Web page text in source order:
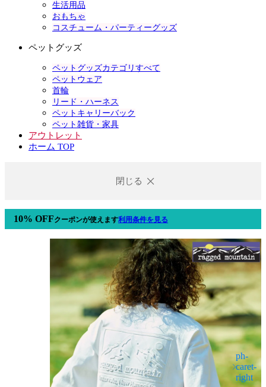
生活用品
おもちゃ
コスチューム・パーティーグッズ
ペットグッズ
ペットグッズカテゴリすべて
ペットウェア
首輪
リード・ハーネス
ペットキャリーバック
ペット雑貨・家具
アウトレット
ホーム TOP
閉じる
10% OFFクーポンが使えます利用条件を見る